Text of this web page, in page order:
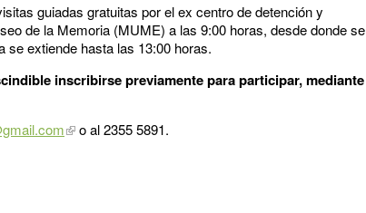
guiadas gratuitas por el ex centro de detención y
de la Memoria (MUME) a las 9:00 horas, desde donde se
extiende hasta las 13:00 horas.
inscribirse previamente para participar, mediante
o al 2355 5891.